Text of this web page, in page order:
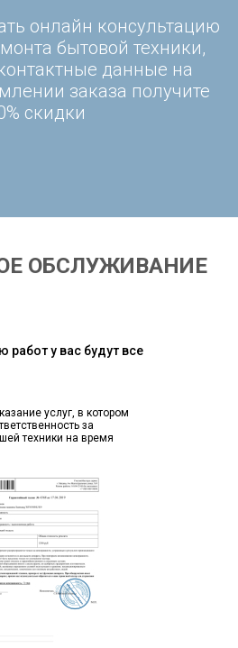
онлайн консультацию
бытовой техники,
данные на
заказа получите
скидки
ОБСЛУЖИВАНИЕ
работ у вас будут все
услуг, в котором
за
техники на время